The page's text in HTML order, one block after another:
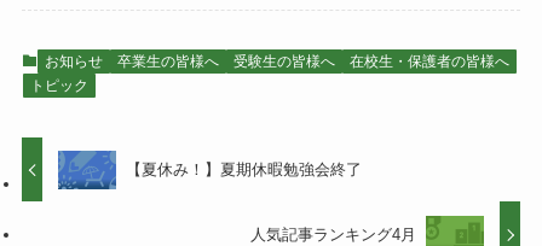
お知らせ 卒業生の皆様へ 受験生の皆様へ
在校生・保護者の皆様へ
トピック
【夏休み！】夏期休暇勉強会終了
人気記事ランキング4月